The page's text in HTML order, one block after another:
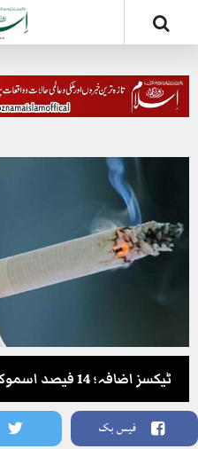
ٹیکسز اضافہ؛ 14 فیصد اسموکرز نے تمباکو نوشی چھوڑ دی
فیس بک